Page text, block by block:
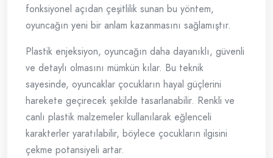
fonksiyonel açıdan çeşitlilik sunan bu yöntem,
oyuncağın yeni bir anlam kazanmasını sağlamıştır.
Plastik enjeksiyon, oyuncağın daha dayanıklı, güvenli
ve detaylı olmasını mümkün kılar. Bu teknik
sayesinde, oyuncaklar çocukların hayal güçlerini
harekete geçirecek şekilde tasarlanabilir. Renkli ve
canlı plastik malzemeler kullanılarak eğlenceli
karakterler yaratılabilir, böylece çocukların ilgisini
çekme potansiyeli artar.